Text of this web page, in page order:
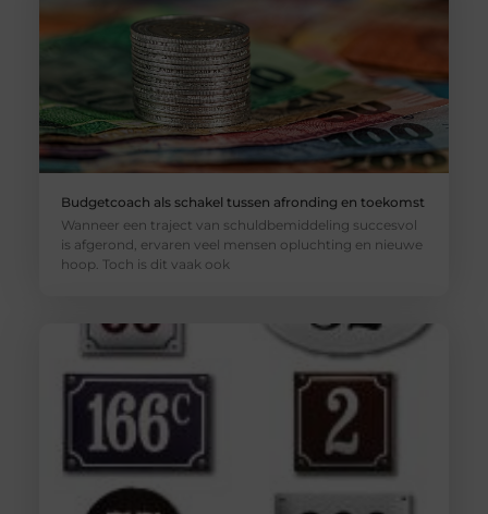
Budgetcoach als schakel tussen afronding en toekomst
Wanneer een traject van schuldbemiddeling succesvol
is afgerond, ervaren veel mensen opluchting en nieuwe
hoop. Toch is dit vaak ook